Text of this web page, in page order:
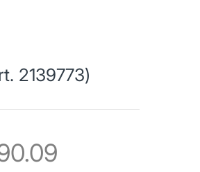
2139773)